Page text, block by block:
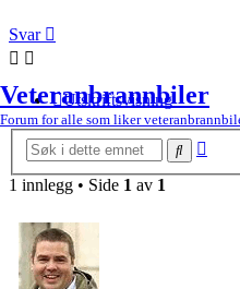
Veteranbrannbiler
Forum for alle som liker
Svar
Utskriftsvisning
Søk
1 innlegg • Side 1 av 1